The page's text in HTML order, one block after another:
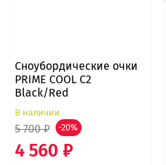
Сноубордические очки
PRIME COOL C2
Black/Red
В наличии
5 700 ₽ -20%
4 560 ₽